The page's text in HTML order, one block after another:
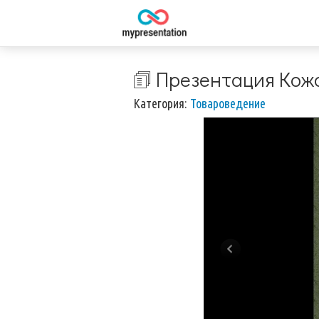
🗊 Презентация
Категория: Товароведение